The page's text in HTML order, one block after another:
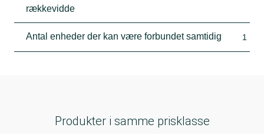
rækkevidde
Antal enheder der kan være forbundet samtidig 1
Produkter i samme prisklasse